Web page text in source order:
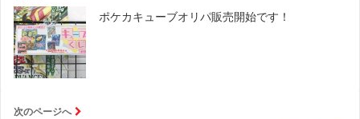
ポケカキューブオリパ販売開始です！
次のページへ